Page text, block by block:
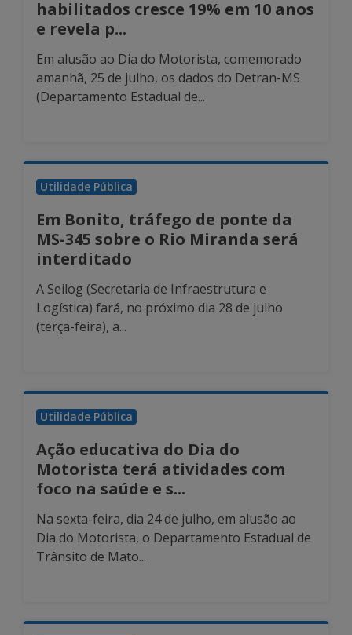
habilitados cresce 19% em 10 anos
e revela p...
Em alusão ao Dia do Motorista, comemorado
amanhã, 25 de julho, os dados do Detran-MS
(Departamento Estadual de...
Utilidade Pública
Em Bonito, tráfego de ponte da
MS-345 sobre o Rio Miranda será
interditado
A Seilog (Secretaria de Infraestrutura e
Logística) fará, no próximo dia 28 de julho
(terça-feira), a...
Utilidade Pública
Ação educativa do Dia do
Motorista terá atividades com
foco na saúde e s...
Na sexta-feira, dia 24 de julho, em alusão ao
Dia do Motorista, o Departamento Estadual de
Trânsito de Mato...